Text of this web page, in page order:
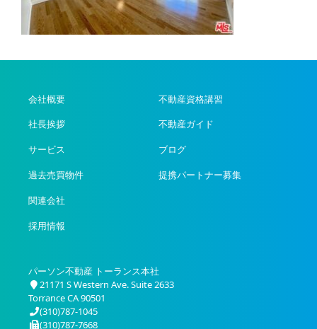
会社概要
社長挨拶
サービス
過去売買物件
関連会社
採用情報
不動産資格講習
不動産ガイド
ブログ
提携パートナー募集
パーソン不動産 トーランス本社
21171 S Western Ave. Suite 2633
Torrance CA 90501
(310)787-1045
(310)787-7668